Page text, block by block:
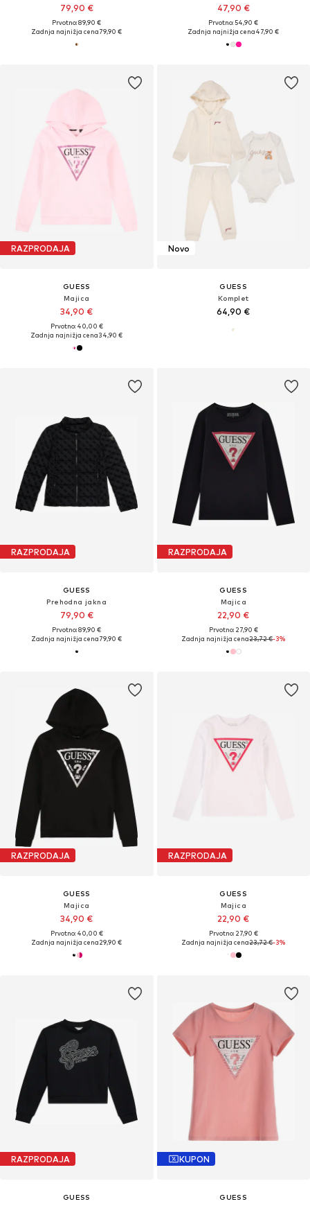
79,90 €
Prvotno: 89,90 €
Zadnja najnižja cena79,90 €
47,90 €
Prvotno: 54,90 €
Zadnja najnižja cena47,90 €
RAZPRODAJA
GUESS
Majica
34,90 €
Prvotno: 40,00 €
Zadnja najnižja cena34,90 €
Novo
GUESS
Komplet
64,90 €
RAZPRODAJA
GUESS
Prehodna jakna
79,90 €
Prvotno: 89,90 €
Zadnja najnižja cena79,90 €
RAZPRODAJA
GUESS
Majica
22,90 €
Prvotno: 27,90 €
Zadnja najnižja cena23,72 €-3%
RAZPRODAJA
GUESS
Majica
34,90 €
Prvotno: 40,00 €
Zadnja najnižja cena29,90 €
RAZPRODAJA
GUESS
Majica
22,90 €
Prvotno: 27,90 €
Zadnja najnižja cena23,72 €-3%
RAZPRODAJA
GUESS
KUPON
GUESS